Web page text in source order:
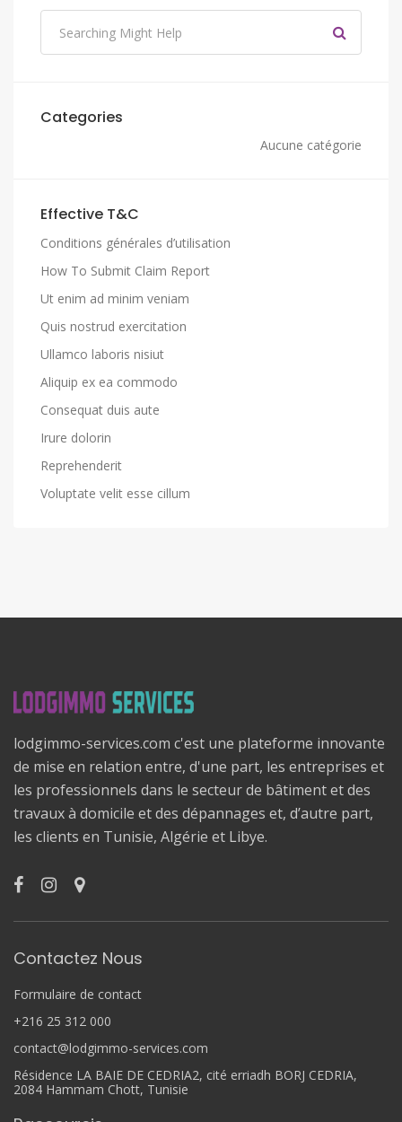
Categories
Aucune catégorie
Effective T&C
Conditions générales d’utilisation
How To Submit Claim Report
Ut enim ad minim veniam
Quis nostrud exercitation
Ullamco laboris nisiut
Aliquip ex ea commodo
Consequat duis aute
Irure dolorin
Reprehenderit
Voluptate velit esse cillum
lodgimmo-services.com c'est une plateforme innovante
de mise en relation entre, d'une part, les entreprises et
les professionnels dans le secteur de bâtiment et des
travaux à domicile et des dépannages et, d’autre part,
les clients en Tunisie, Algérie et Libye.
Contactez Nous
Formulaire de contact
+216 25 312 000
contact@lodgimmo-services.com
Résidence LA BAIE DE CEDRIA2, cité erriadh BORJ CEDRIA,
2084 Hammam Chott, Tunisie